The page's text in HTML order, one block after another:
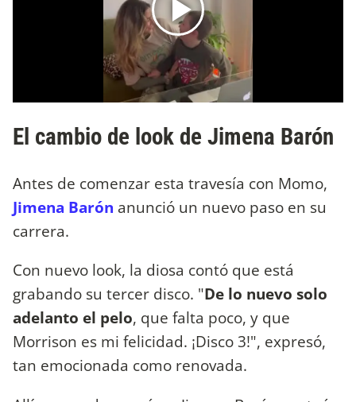
El cambio de look de Jimena Barón
Antes de comenzar esta travesía con Momo,
Jimena Barón anunció un nuevo paso en su
carrera.
Con nuevo look, la diosa contó que está
grabando su tercer disco. "De lo nuevo solo
adelanto el pelo, que falta poco, y que
Morrison es mi felicidad. ¡Disco 3!", expresó,
tan emocionada como renovada.